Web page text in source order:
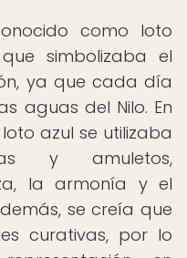
como loto
simbolizaba el
ya que cada día
aguas del Nilo. En
azul se utilizaba
y amuletos,
la armonía y el
se creía que
curativas, por lo